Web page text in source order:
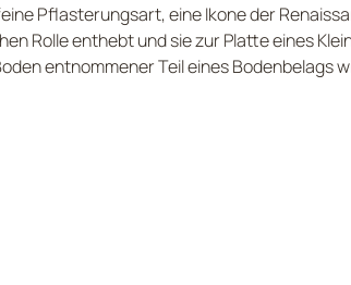
Pflasterungsart, eine Ikone der
Rolle enthebt und sie zur Platte eines
entnommener Teil eines Bodenbelags